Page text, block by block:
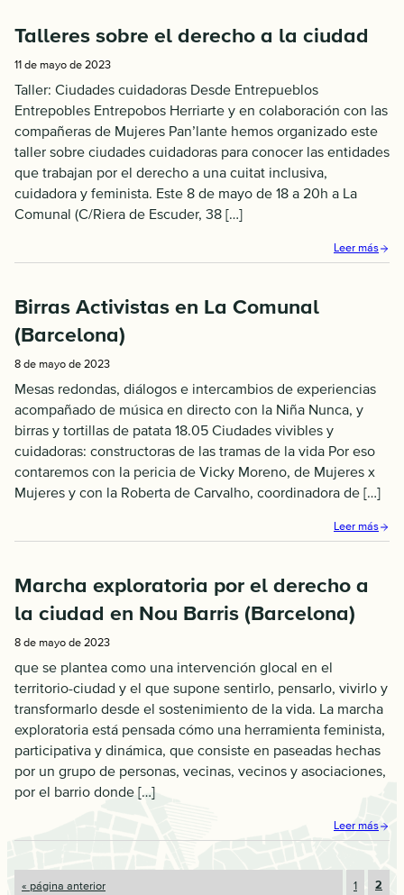
Talleres sobre el derecho a la ciudad
11 de mayo de 2023
Taller: Ciudades cuidadoras Desde Entrepueblos
Entrepobles Entrepobos Herriarte y en colaboración con las
compañeras de Mujeres Pan’lante hemos organizado este
taller sobre ciudades cuidadoras para conocer las entidades
que trabajan por el derecho a una cuitat inclusiva,
cuidadora y feminista. Este 8 de mayo de 18 a 20h a La
Comunal (C/Riera de Escuder, 38 […]
Leer más
Birras Activistas en La Comunal
(Barcelona)
8 de mayo de 2023
Mesas redondas, diálogos e intercambios de experiencias
acompañado de música en directo con la Niña Nunca, y
birras y tortillas de patata 18.05 Ciudades vivibles y
cuidadoras: constructoras de las tramas de la vida Por eso
contaremos con la pericia de Vicky Moreno, de Mujeres x
Mujeres y con la Roberta de Carvalho, coordinadora de […]
Leer más
Marcha exploratoria por el derecho a
la ciudad en Nou Barris (Barcelona)
8 de mayo de 2023
que se plantea como una intervención glocal en el
territorio-ciudad y el que supone sentirlo, pensarlo, vivirlo y
transformarlo desde el sostenimiento de la vida. La marcha
exploratoria está pensada cómo una herramienta feminista,
participativa y dinámica, que consiste en paseadas hechas
por un grupo de personas, vecinas, vecinos y asociaciones,
por el barrio donde […]
Leer más
« Ir
página anterior
Ir1
Ir
2